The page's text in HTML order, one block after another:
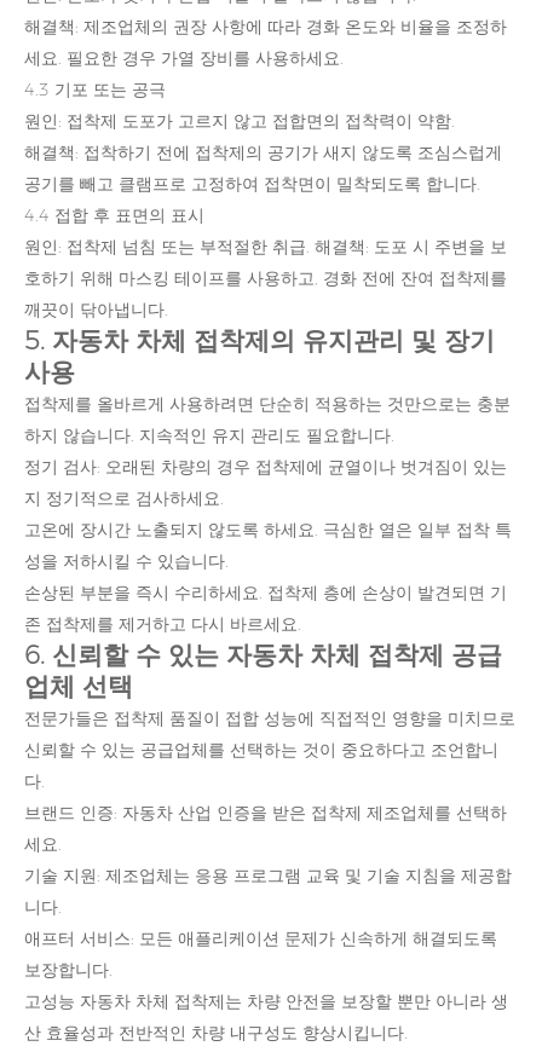
해결책: 제조업체의 권장 사항에 따라 경화 온도와 비율을 조정하
세요. 필요한 경우 가열 장비를 사용하세요.
4.3 기포 또는 공극
원인: 접착제 도포가 고르지 않고 접합면의 접착력이 약함.
해결책: 접착하기 전에 접착제의 공기가 새지 않도록 조심스럽게
공기를 빼고 클램프로 고정하여 접착면이 밀착되도록 합니다.
4.4 접합 후 표면의 표시
원인: 접착제 넘침 또는 부적절한 취급. 해결책: 도포 시 주변을 보
호하기 위해 마스킹 테이프를 사용하고, 경화 전에 잔여 접착제를
깨끗이 닦아냅니다.
5. 자동차 차체 접착제의 유지관리 및 장기
사용
접착제를 올바르게 사용하려면 단순히 적용하는 것만으로는 충분
하지 않습니다. 지속적인 유지 관리도 필요합니다.
정기 검사: 오래된 차량의 경우 접착제에 균열이나 벗겨짐이 있는
지 정기적으로 검사하세요.
고온에 장시간 노출되지 않도록 하세요. 극심한 열은 일부 접착 특
성을 저하시킬 수 있습니다.
손상된 부분을 즉시 수리하세요. 접착제 층에 손상이 발견되면 기
존 접착제를 제거하고 다시 바르세요.
6. 신뢰할 수 있는 자동차 차체 접착제 공급
업체 선택
전문가들은 접착제 품질이 접합 성능에 직접적인 영향을 미치므로
신뢰할 수 있는 공급업체를 선택하는 것이 중요하다고 조언합니
다.
브랜드 인증: 자동차 산업 인증을 받은 접착제 제조업체를 선택하
세요.
기술 지원: 제조업체는 응용 프로그램 교육 및 기술 지침을 제공합
니다.
애프터 서비스: 모든 애플리케이션 문제가 신속하게 해결되도록
보장합니다.
고성능 자동차 차체 접착제는 차량 안전을 보장할 뿐만 아니라 생
산 효율성과 전반적인 차량 내구성도 향상시킵니다.